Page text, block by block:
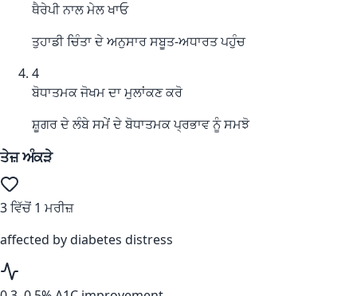
ਥੈਰੇਪੀ ਨਾਲ ਮੇਲ ਖਾਓ
ਤੁਹਾਡੀ ਚਿੰਤਾ ਦੇ ਅਨੁਸਾਰ ਸਬੂਤ-ਅਧਾਰਤ ਪਹੁੰਚ
4
ਬੋਧਾਤਮਕ ਜੋਖਮ ਦਾ ਮੁਲਾਂਕਣ ਕਰੋ
ਸ਼ੂਗਰ ਦੇ ਲੰਬੇ ਸਮੇਂ ਦੇ ਬੋਧਾਤਮਕ ਪ੍ਰਭਾਵ ਨੂੰ ਸਮਝੋ
ਤੇਜ਼ ਅੰਕੜੇ
3 ਵਿੱਚੋਂ 1 ਮਰੀਜ਼
affected by diabetes distress